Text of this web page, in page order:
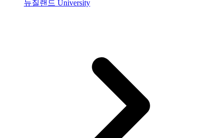
뉴질랜드 대학교